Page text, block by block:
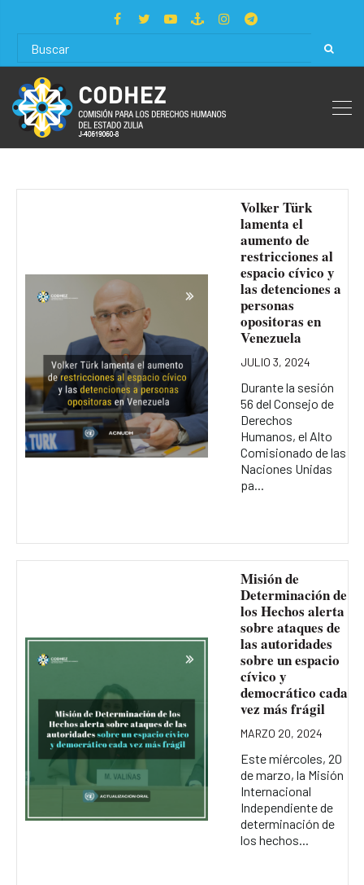
Volker Türk
lamenta el
aumento de
restricciones al
espacio cívico y
las detenciones a
personas
opositoras en
Venezuela
JULIO 3, 2024
Durante la sesión
56 del Consejo de
Derechos
Humanos, el Alto
Comisionado de las
Naciones Unidas
pa...
Misión de
Determinación de
los Hechos alerta
sobre ataques de
las autoridades
sobre un espacio
cívico y
democrático cada
vez más frágil
MARZO 20, 2024
Este miércoles, 20
de marzo, la Misión
Internacional
Independiente de
determinación de
los hechos...